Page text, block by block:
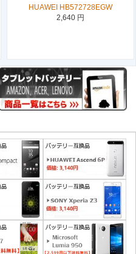
HUAWEI HB572728EGW
2,640 円